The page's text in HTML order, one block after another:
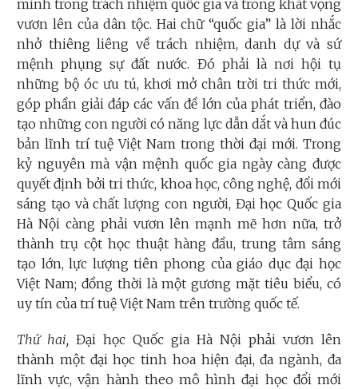
mình trong trách nhiệm quốc gia và trong khát vọng
vươn lên của dân tộc. Hai chữ “quốc gia” là lời nhắc
nhở thiêng liêng về trách nhiệm, danh dự và sứ
mệnh phụng sự đất nước. Đó phải là nơi hội tụ
những bộ óc ưu tú, khơi mở chân trời tri thức mới,
góp phần giải đáp các vấn đề lớn của phát triển, đào
tạo những con người có năng lực dẫn dắt và hun đúc
bản lĩnh trí tuệ Việt Nam trong thời đại mới. Trong
kỷ nguyên mà vận mệnh quốc gia ngày càng được
quyết định bởi tri thức, khoa học, công nghệ, đổi mới
sáng tạo và chất lượng con người, Đại học Quốc gia
Hà Nội càng phải vươn lên mạnh mẽ hơn nữa, trở
thành trụ cột học thuật hàng đầu, trung tâm sáng
tạo lớn, lực lượng tiên phong của giáo dục đại học
Việt Nam; đồng thời là một gương mặt tiêu biểu, có
uy tín của trí tuệ Việt Nam trên trường quốc tế.
Thứ hai, Đại học Quốc gia Hà Nội phải vươn lên
thành một đại học tinh hoa hiện đại, đa ngành, đa
lĩnh vực, vận hành theo mô hình đại học đổi mới